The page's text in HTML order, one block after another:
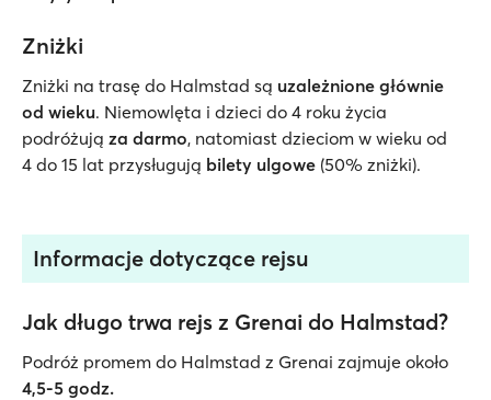
Zniżki
Zniżki na trasę do Halmstad są uzależnione głównie
od wieku. Niemowlęta i dzieci do 4 roku życia
podróżują za darmo, natomiast dzieciom w wieku od
4 do 15 lat przysługują bilety ulgowe (50% zniżki).
Informacje dotyczące rejsu
Jak długo trwa rejs z Grenai do Halmstad?
Podróż promem do Halmstad z Grenai zajmuje około
4,5-5 godz.